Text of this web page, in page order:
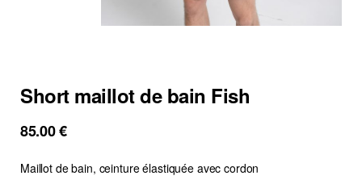
Short maillot de bain Fish
85.00€
Maillot de bain, ceinture élastiquée avec cordon